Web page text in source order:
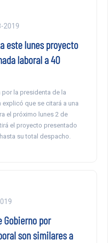
2019
este lunes proyecto
laboral a 40
la presidenta de la
explicó que se citará a una
el próximo lunes 2 de
el proyecto presentado
su total despacho.
Gobierno por
son similares a